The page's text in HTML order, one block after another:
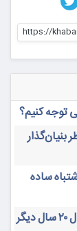
https://
توجه کنیم؟
بنیان‌گذار
ساده
پشت پرده آینده اقتصاد جهان؛ بازار ارزهای دیجیتال ۲۰ سال دیگر